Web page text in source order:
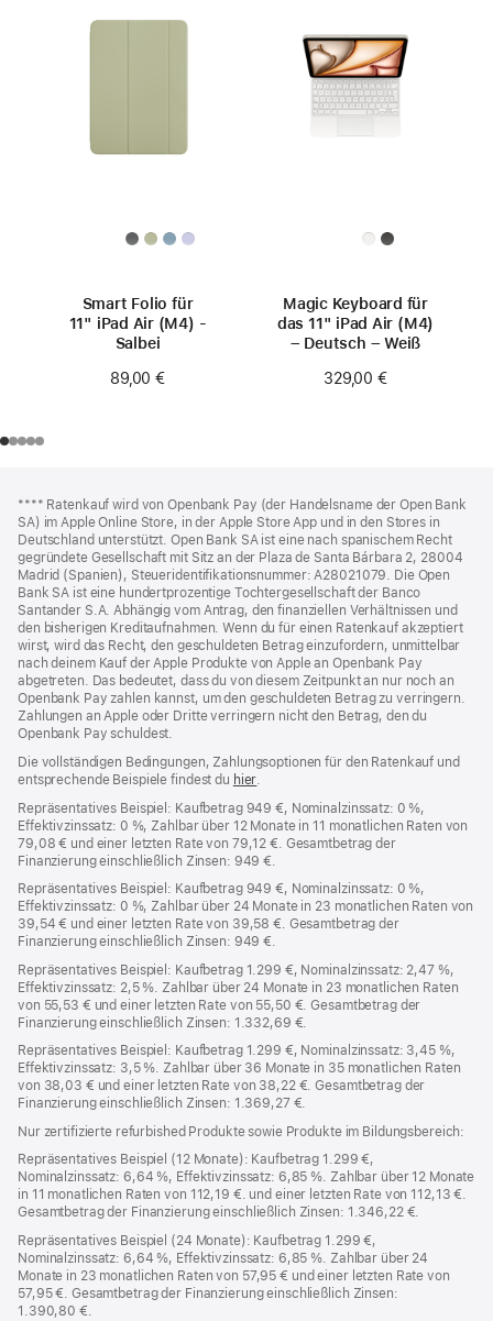
Smart Folio für
11" iPad Air (M4) -
Salbei
89,00 €
Magic Keyboard für
das 11" iPad Air (M4)
– Deutsch – Weiß
329,00 €
Fußnote
**** Ratenkauf wird von Openbank Pay (der Handelsname der Open Bank
SA) im Apple Online Store, in der Apple Store App und in den Stores in
Deutschland unterstützt. Open Bank SA ist eine nach spanischem Recht
gegründete Gesellschaft mit Sitz an der Plaza de Santa Bárbara 2, 28004
Madrid (Spanien), Steueridentifikationsnummer: A28021079. Die Open
Bank SA ist eine hundertprozentige Tochtergesellschaft der Banco
Santander S.A. Abhängig vom Antrag, den finanziellen Verhältnissen und
den bisherigen Kreditaufnahmen. Wenn du für einen Ratenkauf akzeptiert
wirst, wird das Recht, den geschuldeten Betrag einzufordern, unmittelbar
nach deinem Kauf der Apple Produkte von Apple an Openbank Pay
abgetreten. Das bedeutet, dass du von diesem Zeitpunkt an nur noch an
Openbank Pay zahlen kannst, um den geschuldeten Betrag zu verringern.
Zahlungen an Apple oder Dritte verringern nicht den Betrag, den du
Openbank Pay schuldest.
Die vollständigen Bedingungen, Zahlungsoptionen für den Ratenkauf und
entsprechende Beispiele findest du hier(Öffnet
neues
Fenster)
.
Repräsentatives Beispiel: Kaufbetrag 949 €, Nominalzinssatz: 0 %,
Effektivzinssatz: 0 %, Zahlbar über 12 Monate in 11 monatlichen Raten von
79,08 € und einer letzten Rate von 79,12 €. Gesamtbetrag der
Finanzierung einschließlich Zinsen: 949 €.
Repräsentatives Beispiel: Kaufbetrag 949 €, Nominalzinssatz: 0 %,
Effektivzinssatz: 0 %, Zahlbar über 24 Monate in 23 monatlichen Raten von
39,54 € und einer letzten Rate von 39,58 €. Gesamtbetrag der
Finanzierung einschließlich Zinsen: 949 €.
Repräsentatives Beispiel: Kaufbetrag 1.299 €, Nominalzinssatz: 2,47 %,
Effektivzinssatz: 2,5 %. Zahlbar über 24 Monate in 23 monatlichen Raten
von 55,53 € und einer letzten Rate von 55,50 €. Gesamtbetrag der
Finanzierung einschließlich Zinsen: 1.332,69 €.
Repräsentatives Beispiel: Kaufbetrag 1.299 €, Nominalzinssatz: 3,45 %,
Effektivzinssatz: 3,5 %. Zahlbar über 36 Monate in 35 monatlichen Raten
von 38,03 € und einer letzten Rate von 38,22 €. Gesamtbetrag der
Finanzierung einschließlich Zinsen: 1.369,27 €.
Nur zertifizierte refurbished Produkte sowie Produkte im Bildungsbereich:
Repräsentatives Beispiel (12 Monate): Kaufbetrag 1.299 €,
Nominalzinssatz: 6,64 %, Effektivzinssatz: 6,85 %. Zahlbar über 12 Monate
in 11 monatlichen Raten von 112,19 €. und einer letzten Rate von 112,13 €.
Gesamtbetrag der Finanzierung einschließlich Zinsen: 1.346,22 €.
Repräsentatives Beispiel (24 Monate): Kaufbetrag 1.299 €,
Nominalzinssatz: 6,64 %, Effektivzinssatz: 6,85 %. Zahlbar über 24
Monate in 23 monatlichen Raten von 57,95 € und einer letzten Rate von
57,95 €. Gesamtbetrag der Finanzierung einschließlich Zinsen:
1.390,80 €.